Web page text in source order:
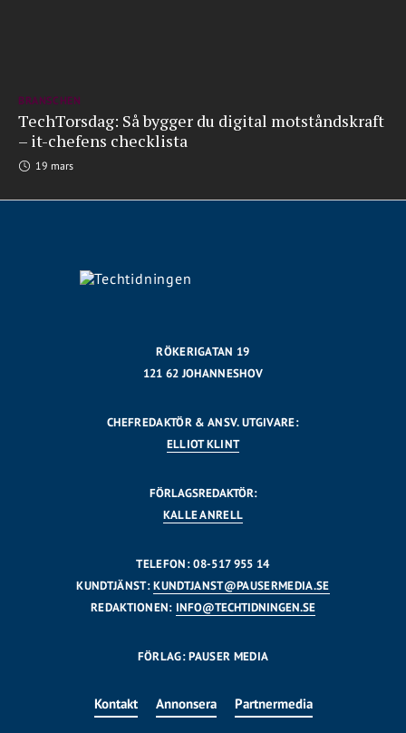
BRANSCHEN
TechTorsdag: Så bygger du digital motståndskraft
– it-chefens checklista
19 mars
RÖKERIGATAN 19
121 62 JOHANNESHOV
CHEFREDAKTÖR & ANSV. UTGIVARE:
ELLIOT KLINT
FÖRLAGSREDAKTÖR:
KALLE ANRELL
TELEFON: 08-517 955 14
KUNDTJÄNST:KUNDTJANST@PAUSERMEDIA.SE
REDAKTIONEN: INFO@TECHTIDNINGEN.SE
FÖRLAG: PAUSER MEDIA
Kontakt Annonsera Partnermedia